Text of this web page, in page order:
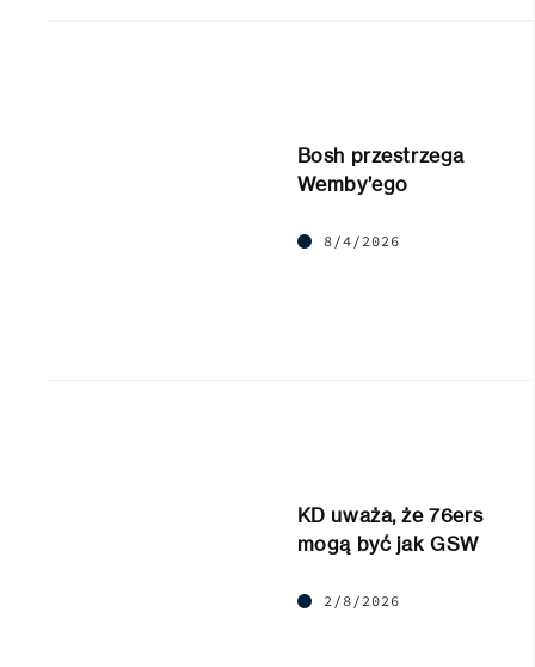
Bosh przestrzega
Wemby’ego
8/4/2026
KD uważa, że 76ers
mogą być jak GSW
2/8/2026